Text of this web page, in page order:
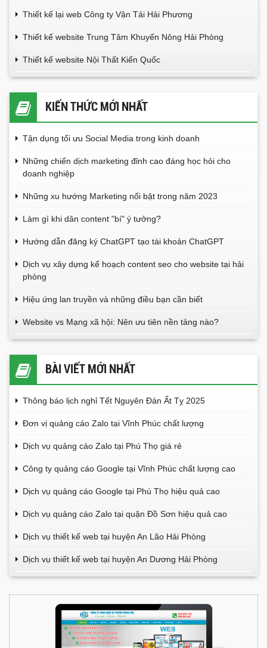
Thiết kế lại web Công ty Vận Tải Hải Phương
Thiết kế website Trung Tâm Khuyến Nông Hải Phòng
Thiết kế website Nội Thất Kiến Quốc
KIẾN THỨC MỚI NHẤT
Tận dụng tối ưu Social Media trong kinh doanh
Những chiến dịch marketing đỉnh cao đáng học hỏi cho
doanh nghiệp
Những xu hướng Marketing nổi bật trong năm 2023
Làm gì khi dân content "bí" ý tưởng?
Hướng dẫn đăng ký ChatGPT tạo tài khoản ChatGPT
Dịch vụ xây dựng kế hoạch content seo cho website tại hải
phòng
Hiệu ứng lan truyền và những điều bạn cần biết
Website vs Mạng xã hội: Nên ưu tiên nền tảng nào?
BÀI VIẾT MỚI NHẤT
Thông báo lịch nghỉ Tết Nguyên Đán Ất Tỵ 2025
Đơn vị quảng cáo Zalo tại Vĩnh Phúc chất lượng
Dịch vụ quảng cáo Zalo tại Phú Thọ giá rẻ
Công ty quảng cáo Google tại Vĩnh Phúc chất lượng cao
Dịch vụ quảng cáo Google tại Phú Thọ hiệu quả cao
Dịch vụ quảng cáo Zalo tại quận Đồ Sơn hiệu quả cao
Dịch vụ thiết kế web tại huyện An Lão Hải Phòng
Dịch vụ thiết kế web tại huyện An Dương Hải Phòng